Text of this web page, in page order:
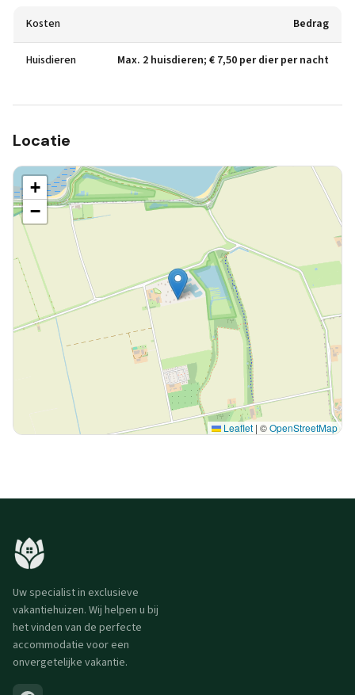
Kosten Bedrag
Huisdieren Max. 2 huisdieren; € 7,50 per dier per nacht
Locatie
+
−
Leaflet | ©OpenStreetMap
Uw specialist in exclusieve
vakantiehuizen. Wij helpen u bij
het vinden van de perfecte
accommodatie voor een
onvergetelijke vakantie.